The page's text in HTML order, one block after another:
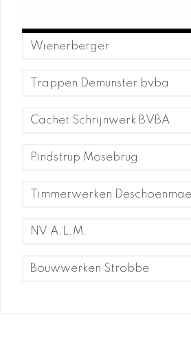
Wienerberger
Trappen Demunster bvba
Cachet Schrijnwerk BVBA
Pindstrup Mosebrug
Timmerwerken
NV A.L.M.
Bouwwerken Strobbe